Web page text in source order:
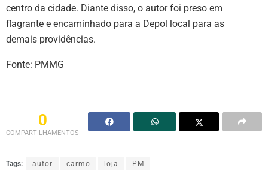
centro da cidade. Diante disso, o autor foi preso em
flagrante e encaminhado para a Depol local para as
demais providências.
Fonte: PMMG
0
COMPARTILHAMENTOS
Tags: autor carmo loja PM